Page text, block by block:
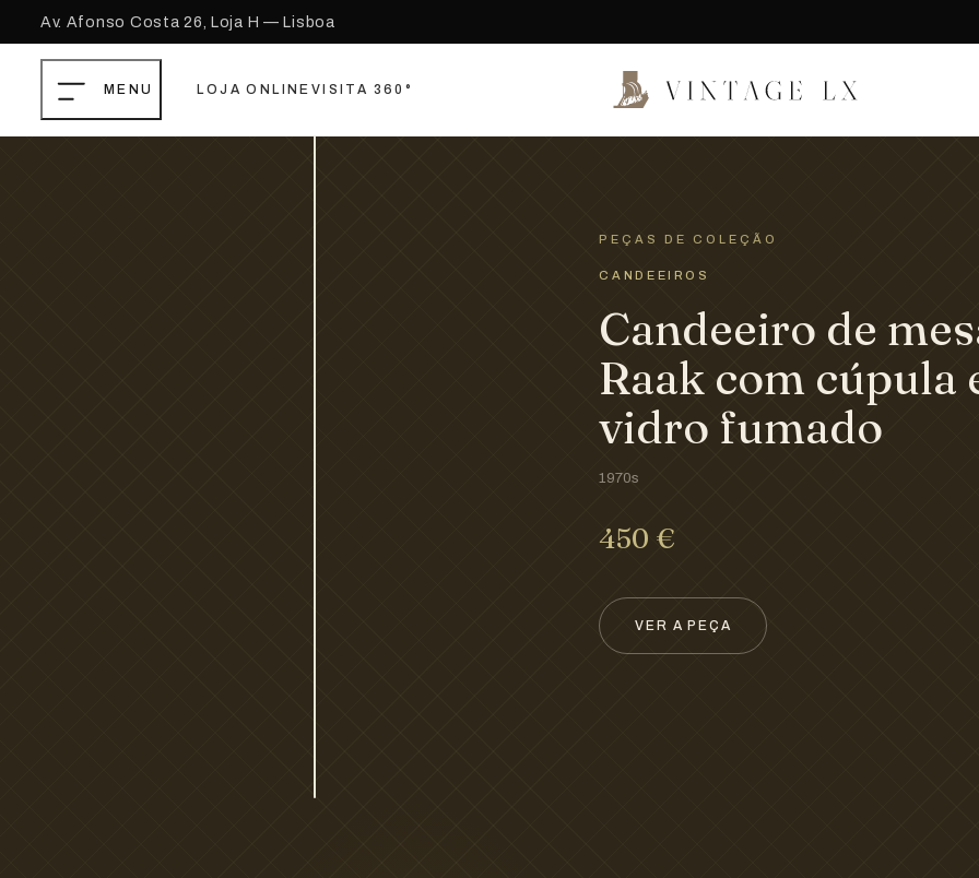
Saltar para o conteúdo principalIr para o footer
Av. Afonso Costa 26, Loja H — Lisboa
LOJA ONLINE VISITA 360°
PEÇAS DE COLEÇÃO
CANDEEIROS
Candeeiro de
Raak com cúpula
vidro fumado
1970s
450 €
VER A PEÇA